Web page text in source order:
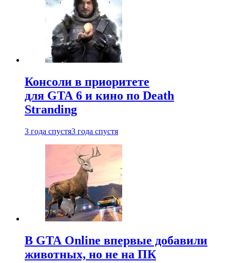
Консоли в приоритете
для GTA 6 и кино по Death
Stranding
3 года спустя3 года спустя
В GTA Online впервые добавили
животных, но не на ПК